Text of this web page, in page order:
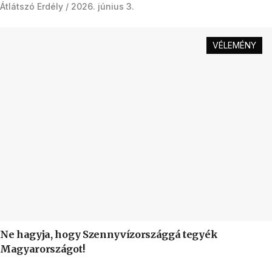
Átlátszó Erdély 2026. június 3.
VÉLEMÉNY
Ne hagyja, hogy Szennyvízországgá tegyék
Magyarországot!